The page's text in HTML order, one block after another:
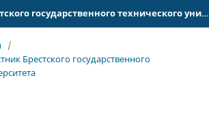
Вестник Брестского государственного технического университета
/
Брестского государственного